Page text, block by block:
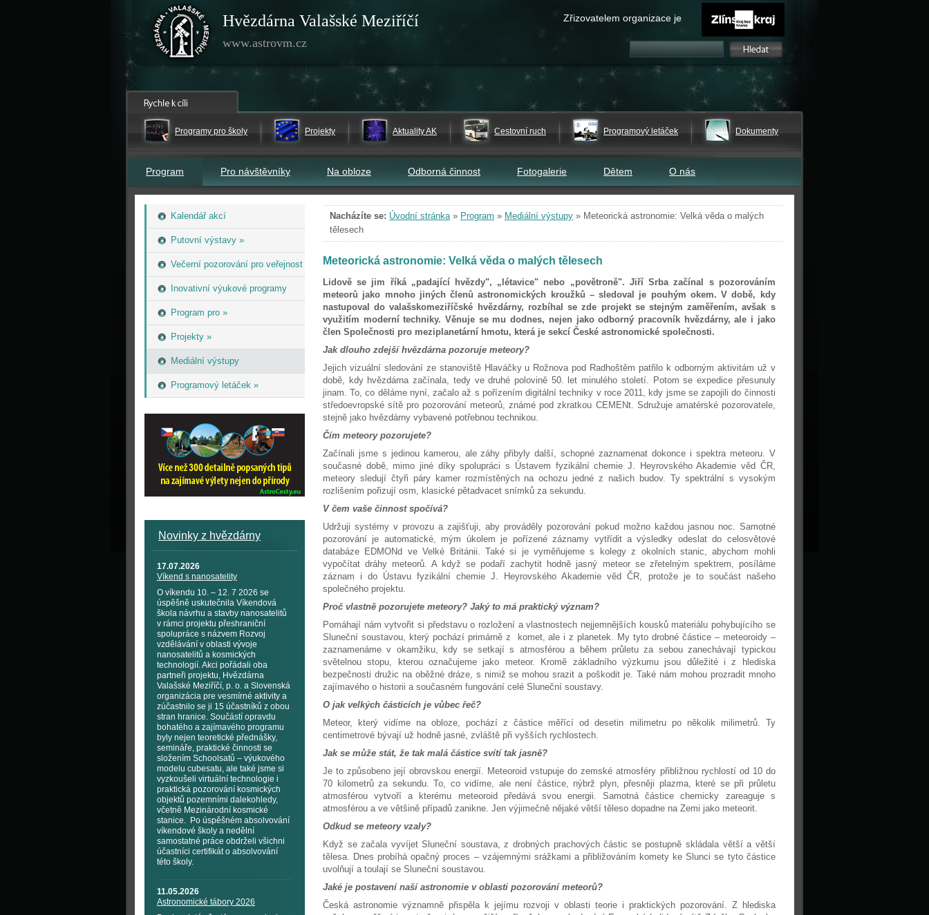
Hvězdárna Valašské Meziříčí
www.astrovm.cz
Zřizovatelem organizace je
Programy pro školy Projekty Aktuality AK Cestovní ruch Programový letáček Dokumenty
Program Pro návštěvníky Na obloze Odborná činnost Fotogalerie Dětem O nás
Kalendář akcí
Putovní výstavy »
Večerní pozorování pro veřejnost
Inovativní výukové programy
Program pro »
Projekty »
Mediální výstupy
Programový letáček »
Novinky z hvězdárny
17.07.2026
Víkend s nanosatelity
O víkendu 10. – 12. 7 2026 se
úspěšně uskutečnila Víkendová
škola návrhu a stavby nanosatelitů
v rámci projektu přeshraniční
spolupráce s názvem Rozvoj
vzdělávání v oblasti vývoje
nanosatelitů a kosmických
technologií. Akci pořádali oba
partneři projektu, Hvězdárna
Valašské Meziříčí, p. o. a Slovenská
organizácia pre vesmírné aktivity a
zúčastnilo se ji 15 účastníků z obou
stran hranice. Součástí opravdu
bohatého a zajímavého programu
byly nejen teoretické přednášky,
semináře, praktické činnosti se
složením Schoolsatů – výukového
modelu cubesatu, ale také jsme si
vyzkoušeli virtuální technologie i
praktická pozorování kosmických
objektů pozemními dalekohledy,
včetně Mezinárodní kosmické
stanice. Po úspěšném absolvování
víkendové školy a nedělní
samostatné práce obdrželi všichni
účastníci certifikát o absolvování
této školy.
11.05.2026
Astronomické tábory 2026
Nacházíte se: Úvodní stránka» Program » Mediální výstupy » Meteorická astronomie: Velká věda o malých
tělesech
Meteorická astronomie: Velká věda o malých tělesech
Lidově se jim říká „padající hvězdy", „létavice" nebo „povětroně". Jiří Srba začínal s pozorováním
meteorů jako mnoho jiných členů astronomických kroužků – sledoval je pouhým okem. V době, kdy
nastupoval do valašskomeziříčské hvězdárny, rozbíhal se zde projekt se stejným zaměřením, avšak s
využitím moderní techniky. Věnuje se mu dodnes, nejen jako odborný pracovník hvězdárny, ale i jako
člen Společnosti pro meziplanetární hmotu, která je sekcí České astronomické společnosti.
Jak dlouho zdejší hvězdárna pozoruje meteory?
Jejich vizuální sledování ze stanoviště Hlaváčky u Rožnova pod Radhoštěm patřilo k odborným aktivitám už v
době, kdy hvězdárna začínala, tedy ve druhé polovině 50. let minulého století. Potom se expedice přesunuly
jinam. To, co děláme nyní, začalo až s pořízením digitální techniky v roce 2011, kdy jsme se zapojili do činnosti
středoevropské sítě pro pozorování meteorů, známé pod zkratkou CEMENt. Sdružuje amatérské pozorovatele,
stejně jako hvězdárny vybavené potřebnou technikou.
Čím meteory pozorujete?
Začínali jsme s jedinou kamerou, ale záhy přibyly další, schopné zaznamenat dokonce i spektra meteoru. V
současné době, mimo jiné díky spolupráci s Ústavem fyzikální chemie J. Heyrovského Akademie věd ČR,
meteory sledují čtyři páry kamer rozmístěných na ochozu jedné z našich budov. Ty spektrální s vysokým
rozlišením pořizují osm, klasické pětadvacet snímků za sekundu.
V čem vaše činnost spočívá?
Udržuji systémy v provozu a zajišťuji, aby prováděly pozorování pokud možno každou jasnou noc. Samotné
pozorování je automatické, mým úkolem je pořízené záznamy vytřídit a výsledky odeslat do celosvětové
databáze EDMONd ve Velké Británii. Také si je vyměňujeme s kolegy z okolních stanic, abychom mohli
vypočítat dráhy meteorů. A když se podaří zachytit hodně jasný meteor se zřetelným spektrem, posíláme
záznam i do Ústavu fyzikální chemie J. Heyrovského Akademie věd ČR, protože je to součást našeho
společného projektu.
Proč vlastně pozorujete meteory? Jaký to má praktický význam?
Pomáhají nám vytvořit si představu o rozložení a vlastnostech nejjemnějších kousků materiálu pohybujícího se
Sluneční soustavou, který pochází primárně z komet, ale i z planetek. My tyto drobné částice – meteoroidy –
zaznamenáme v okamžiku, kdy se setkají s atmosférou a během průletu za sebou zanechávají typickou
světelnou stopu, kterou označujeme jako meteor. Kromě základního výzkumu jsou důležité i z hlediska
bezpečnosti družic na oběžné dráze, s nimiž se mohou srazit a poškodit je. Také nám mohou prozradit mnoho
zajímavého o historii a současném fungování celé Sluneční soustavy.
O jak velkých částicích je vůbec řeč?
Meteor, který vidíme na obloze, pochází z částice měřící od desetin milimetru po několik milimetrů. Ty
centimetrové bývají už hodně jasné, zvláště při vyšších rychlostech.
Jak se může stát, že tak malá částice svítí tak jasně?
Je to způsobeno její obrovskou energií. Meteoroid vstupuje do zemské atmosféry přibližnou rychlostí od 10 do
70 kilometrů za sekundu. To, co vidíme, ale není částice, nýbrž plyn, přesněji plazma, které se při průletu
atmosférou vytvoří a kterému meteoroid předává svou energii. Samotná částice chemicky zareaguje s
atmosférou a ve většině případů zanikne. Jen výjimečně nějaké větší těleso dopadne na Zemi jako meteorit.
Odkud se meteory vzaly?
Když se začala vyvíjet Sluneční soustava, z drobných prachových částic se postupně skládala větší a větší
tělesa. Dnes probíhá opačný proces – vzájemnými srážkami a přibližováním komety ke Slunci se tyto částice
uvolňují a toulají se Sluneční soustavou.
Jaké je postavení naší astronomie v oblasti pozorování meteorů?
Česká astronomie významně přispěla k jejímu rozvoji v oblasti teorie i praktických pozorování. Z hlediska